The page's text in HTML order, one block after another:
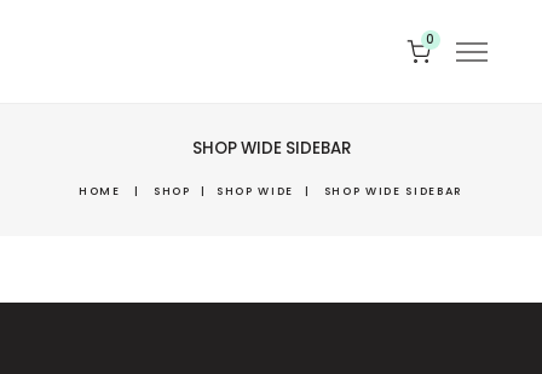
0
SHOP WIDE SIDEBAR
HOME | SHOP | SHOP WIDE | SHOP WIDE SIDEBAR